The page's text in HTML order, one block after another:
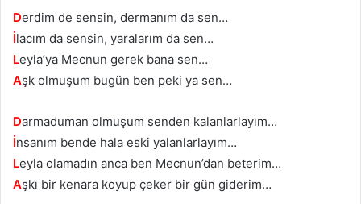
Derdim de sensin, dermanım da sen…
İlacım da sensin, yaralarım da sen…
Leyla’ya Mecnun gerek bana sen…
Aşk olmuşum bugün ben peki ya sen…
Darmaduman olmuşum senden kalanlarlayım…
İnsanım bende hala eski yalanlarlayım…
Leyla olamadın anca ben Mecnun’dan beterim…
Aşkı bir kenara koyup çeker bir gün giderim…